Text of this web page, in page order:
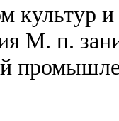
культур и
М. п.